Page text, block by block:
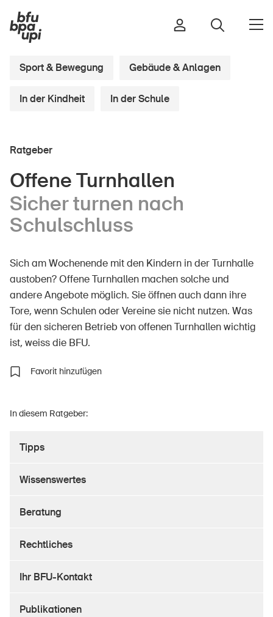
Strasse & Verkehr
Gebäude & Anlagen
Im Alter
Im Unternehmen
Über die BFU
Medien
Politik
Kampagnen
Offene Stellen
Bestellen & herunterladen
Rechtsfragen & Gerichtsentscheide
Sport & Bewegung Gebäude & Anlagen
In der Kindheit In der Schule
Ratgeber
Offene Turnhallen
Sicher turnen nach
Schulschluss
Sich am Wochenende mit den Kindern in der Turnhalle
austoben? Offene Turnhallen machen solche und
andere Angebote möglich. Sie öffnen auch dann ihre
Tore, wenn Schulen oder Vereine sie nicht nutzen. Was
für den sicheren Betrieb von offenen Turnhallen wichtig
ist, weiss die BFU.
Favorit hinzufügen
In diesem Ratgeber:
Tipps
Wissenswertes
Beratung
Rechtliches
Ihr BFU-Kontakt
Publikationen